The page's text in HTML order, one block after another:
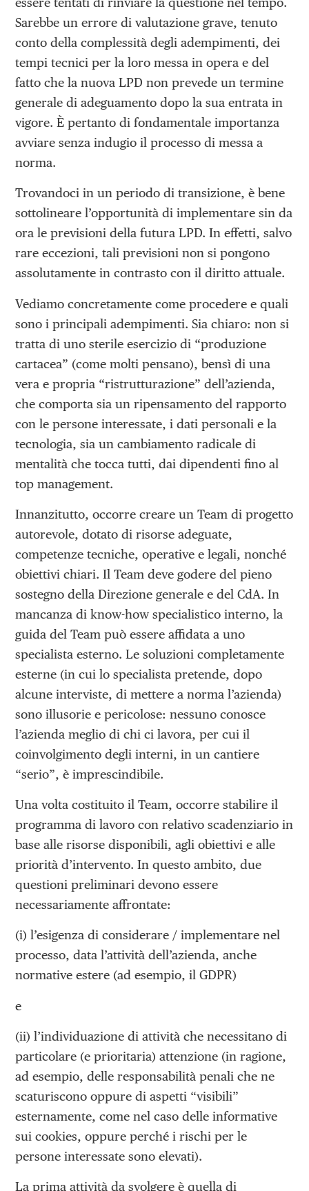
Sarebbe un errore di valutazione grave, tenuto
conto della complessità degli adempimenti, dei
tempi tecnici per la loro messa in opera e del
fatto che la nuova LPD non prevede un termine
generale di adeguamento dopo la sua entrata in
vigore. È pertanto di fondamentale importanza
avviare senza indugio il processo di messa a
norma.
Trovandoci in un periodo di transizione, è bene
sottolineare l’opportunità di implementare sin da
ora le previsioni della futura LPD. In effetti, salvo
rare eccezioni, tali previsioni non si pongono
assolutamente in contrasto con il diritto attuale.
Vediamo concretamente come procedere e quali
sono i principali adempimenti. Sia chiaro: non si
tratta di uno sterile esercizio di “produzione
cartacea” (come molti pensano), bensì di una
vera e propria “ristrutturazione” dell’azienda,
che comporta sia un ripensamento del rapporto
con le persone interessate, i dati personali e la
tecnologia, sia un cambiamento radicale di
mentalità che tocca tutti, dai dipendenti fino al
top management.
Innanzitutto, occorre creare un Team di progetto
autorevole, dotato di risorse adeguate,
competenze tecniche, operative e legali, nonché
obiettivi chiari. Il Team deve godere del pieno
sostegno della Direzione generale e del CdA. In
mancanza di know-how specialistico interno, la
guida del Team può essere affidata a uno
specialista esterno. Le soluzioni completamente
esterne (in cui lo specialista pretende, dopo
alcune interviste, di mettere a norma l’azienda)
sono illusorie e pericolose: nessuno conosce
l’azienda meglio di chi ci lavora, per cui il
coinvolgimento degli interni, in un cantiere
“serio”, è imprescindibile.
Una volta costituito il Team, occorre stabilire il
programma di lavoro con relativo scadenziario in
base alle risorse disponibili, agli obiettivi e alle
priorità d’intervento. In questo ambito, due
questioni preliminari devono essere
necessariamente affrontate:
(i) l’esigenza di considerare / implementare nel
processo, data l’attività dell’azienda, anche
normative estere (ad esempio, il GDPR)
e
(ii) l’individuazione di attività che necessitano di
particolare (e prioritaria) attenzione (in ragione,
ad esempio, delle responsabilità penali che ne
scaturiscono oppure di aspetti “visibili”
esternamente, come nel caso delle informative
sui cookies, oppure perché i rischi per le
persone interessate sono elevati).
La prima attività da svolgere è quella di